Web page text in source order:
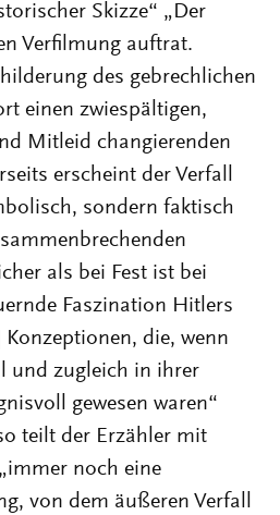
Skizze“ „Der
Verfilmung auftrat.
des gebrechlichen
einen zwiespältigen,
Mitleid changierenden
erscheint der Verfall
sondern faktisch
als bei Fest ist bei
Faszination Hitlers
die, wenn
und zugleich in ihrer
gewesen waren“
teilt der Erzähler mit
noch eine
von dem äußeren Verfall